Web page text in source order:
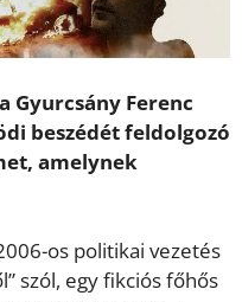
Gyurcsány Ferenc
beszédét feldolgozó
amelynek
os politikai vezetés
szól, egy fikciós főhős